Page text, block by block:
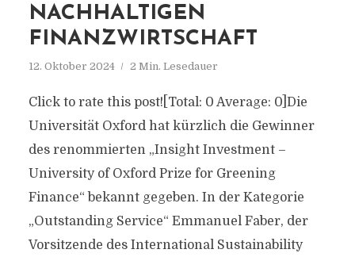
NACHHALTIGEN
FINANZWIRTSCHAFT
12. Oktober 2024 2 Min. Lesedauer
Click to rate this post![Total: 0 Average: 0]Die
Universität Oxford hat kürzlich die Gewinner
des renommierten „Insight Investment –
University of Oxford Prize for Greening
Finance“ bekannt gegeben. In der Kategorie
„Outstanding Service“ Emmanuel Faber, der
Vorsitzende des International Sustainability